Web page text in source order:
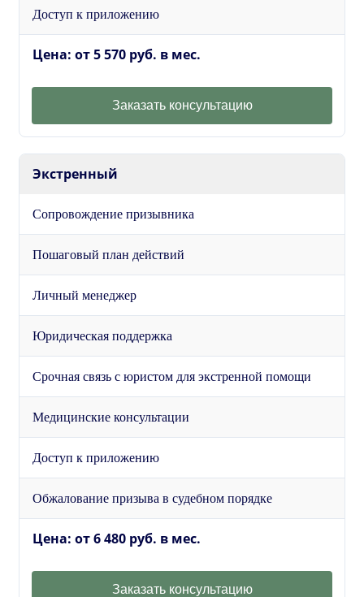
Доступ к приложению
Цена: от 5 570 руб. в мес.
Заказать консультацию
Экстренный
Сопровождение призывника
Пошаговый план действий
Личный менеджер
Юридическая поддержка
Срочная связь с юристом для экстренной помощи
Медицинские консультации
Доступ к приложению
Обжалование призыва в судебном порядке
Цена: от 6 480 руб. в мес.
Заказать консультацию